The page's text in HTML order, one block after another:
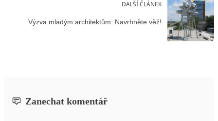
DALŠÍ ČLÁNEK
Výzva mladým architektům: Navrhněte věž!
Zanechat komentář